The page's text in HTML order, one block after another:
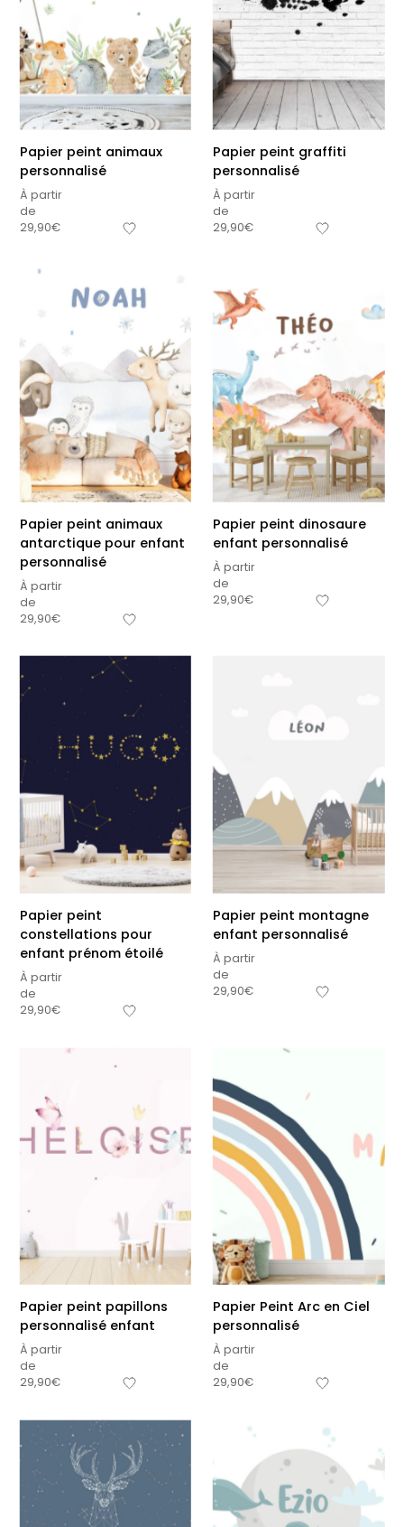
Papier peint animaux
personnalisé
À partir
de
29,90€
Papier peint graffiti
personnalisé
À partir
de
29,90€
Papier peint animaux
antarctique pour enfant
personnalisé
À partir
de
29,90€
Papier peint dinosaure
enfant personnalisé
À partir
de
29,90€
Papier peint
constellations pour
enfant prénom étoilé
À partir
de
29,90€
Papier peint montagne
enfant personnalisé
À partir
de
29,90€
Papier peint papillons
personnalisé enfant
À partir
de
29,90€
Papier Peint Arc en Ciel
personnalisé
À partir
de
29,90€